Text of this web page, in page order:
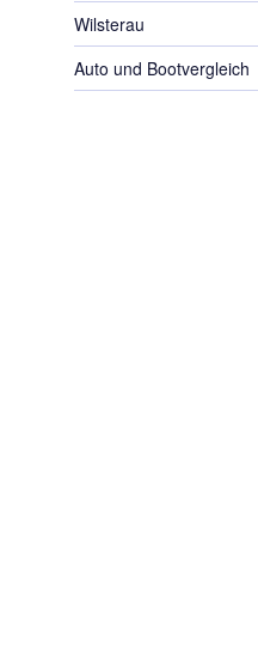
Wilsterau
Auto und Bootvergleich